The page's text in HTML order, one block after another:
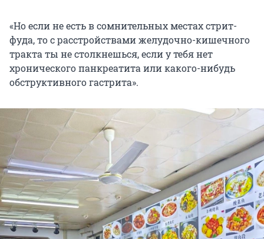
«Но если не есть в сомнительных местах стрит-
фуда, то с расстройствами желудочно-кишечного
тракта ты не столкнешься, если у тебя нет
хронического панкреатита или какого-нибудь
обструктивного гастрита».